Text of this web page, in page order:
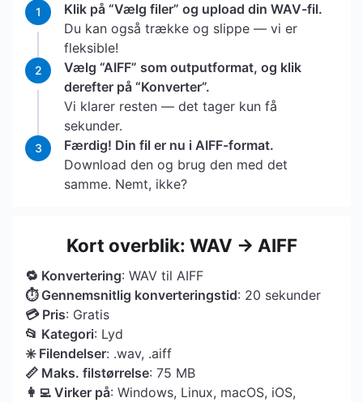
1
Klik på “Vælg filer” og upload din WAV-fil.
Du kan også trække og slippe — vi er
fleksible!
2
Vælg “AIFF” som outputformat, og klik
derefter på “Konverter”.
Vi klarer resten — det tager kun få
sekunder.
3
Færdig! Din fil er nu i AIFF-format.
Download den og brug den med det
samme. Nemt, ikke?
Kort overblik: WAV → AIFF
🔁 Konvertering: WAV til AIFF
⏱ Gennemsnitlig konverteringstid: 20 sekunder
💳 Pris: Gratis
📂 Kategori: Lyd
✳️ Filendelser: .wav, .aiff
📏 Maks. filstørrelse: 75 MB
👩‍💻 Virker på: Windows, Linux, macOS, iOS,